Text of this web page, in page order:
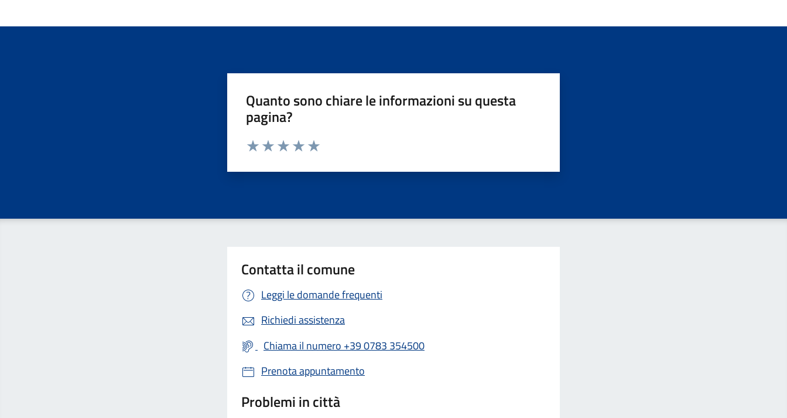
Quanto sono chiare le informazioni su questa
pagina?
Valuta da 1 a 5 stelle la pagina
Contatta il comune
Leggi le domande frequenti
Richiedi assistenza
Chiama il numero +39 0783 354500
Prenota appuntamento
Problemi in città